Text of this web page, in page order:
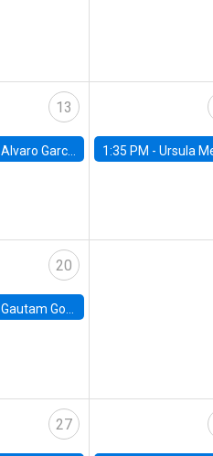
13
Alvaro Garcia-Marin, Universidad de Los Andes 1:35 PM -Ursula Mello, Insper - Institute of Education and
20
Gautam Gowrisankaran, Columbia University
27